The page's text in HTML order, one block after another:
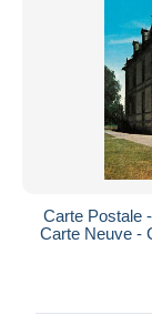
Carte Postale
Carte Neuve -